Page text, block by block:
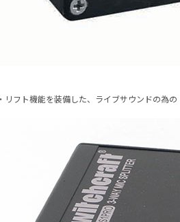
フト機能を装備した、ライブサウンドの為の